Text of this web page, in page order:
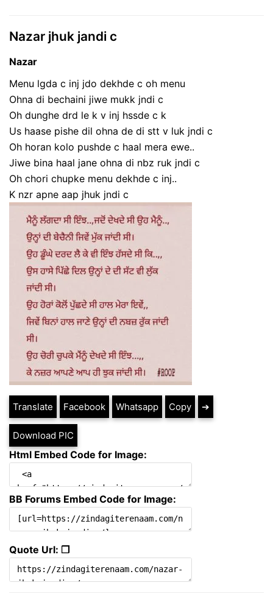
Nazar jhuk jandi c
Nazar
Menu lgda c inj jdo dekhde c oh menu
Ohna di bechaini jiwe mukk jndi c
Oh dunghe drd le k v inj hssde c k
Us haase pishe dil ohna de di stt v luk jndi c
Oh horan kolo pushde c haal mera ewe..
Jiwe bina haal jane ohna di nbz ruk jndi c
Oh chori chupke menu dekhde c inj..
K nzr apne aap jhuk jndi c
Translate Facebook Whatsapp Copy ➔
Download PIC
Html Embed Code for Image:
BB Forums Embed Code for Image:
Quote Url: ❐